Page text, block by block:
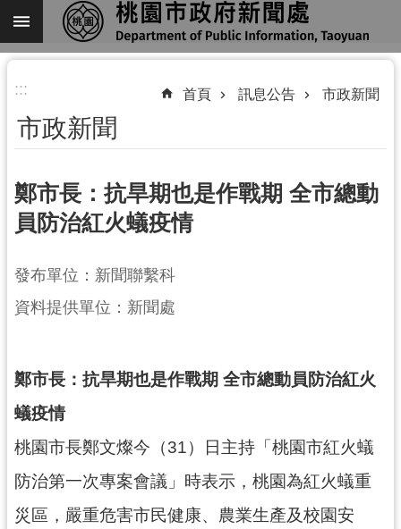
跳到主要內容區塊
進
搜
尋
關
我
們
通
錄
業
務
訊
::: 首頁 訊息公告 市政新聞
市政新聞
鄭市長：抗旱期也是作戰期 全市總動
員防治紅火蟻疫情
發布單位：新聞聯繫科
資料提供單位：新聞處
鄭市長：抗旱期也是作戰期 全市總動員防治紅火
蟻疫情
桃園市長鄭文燦今（31）日主持「桃園市紅火蟻
防治第一次專案會議」時表示，桃園為紅火蟻重
災區，嚴重危害市民健康、農業生產及校園安